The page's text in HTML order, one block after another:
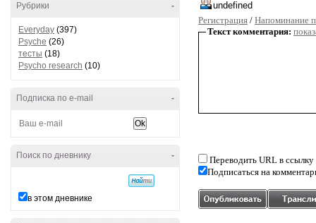
-
Рубрики
Everyday (397)
Psyche (26)
тесты (18)
Psycho research (10)
-
Подписка по e-mail
-
Поиск по дневнику
в этом дневнике
Регистрация / Напоминание
Текст комментария:
Переводить URL в ссылку
Подписаться на